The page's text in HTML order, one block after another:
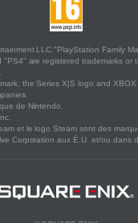
LLC."PlayStation Family
are registered trademarks or
the Series X|S logo and
de Nintendo.
et le logo Steam sont des
Corporation aux É.U. et/ou dans